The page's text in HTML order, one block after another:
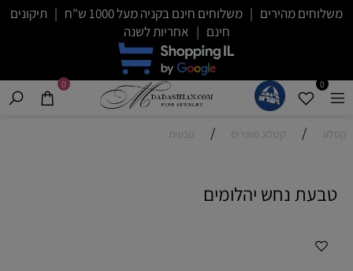
משלוחים מהירים | משלוחים חינם בקניה מעל 1000 ש"ח | תיקונים
חינם | אחריות לשנה
0
0
קטלוג / קטלוג מוצרים / טבעות
טבעת נחש יהלומים